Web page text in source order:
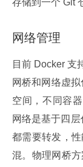
存储到一个 Git
网络管理
目前 Docker 支
网桥和网络虚
空间，不同容
网络是基于四
都需要转发，
混。物理网桥